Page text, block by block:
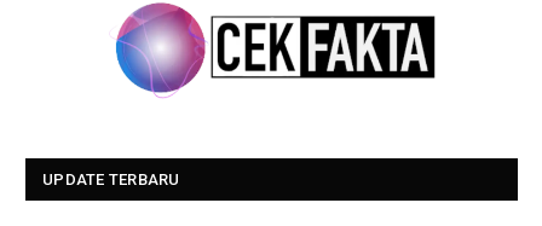
UPDATE TERBARU